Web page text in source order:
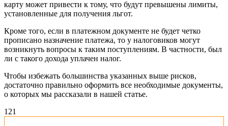
карту может привести к тому, что будут превышены лимиты,
установленные для получения льгот.
Кроме того, если в платежном документе не будет четко
прописано назначение платежа, то у налоговиков могут
возникнуть вопросы к таким поступлениям. В частности, был
ли с такого дохода уплачен налог.
Чтобы избежать большинства указанных выше рисков,
достаточно правильно оформить все необходимые документы,
о которых мы рассказали в нашей статье.
121